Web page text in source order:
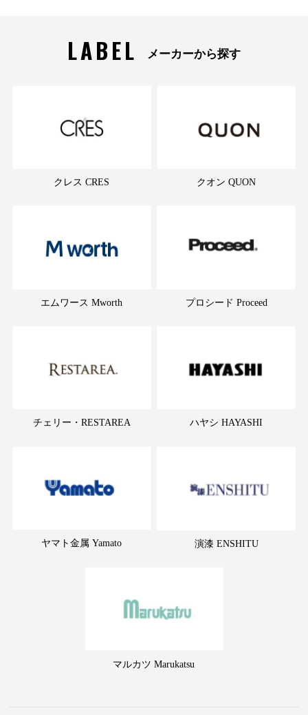
LABEL メーカーから探す
クレス CRES クオン QUON
エムワース Mworth プロシード Proceed
チェリー・RESTAREA ハヤシ HAYASHI
ヤマト金属 Yamato 演漆 ENSHITU
マルカツ Marukatsu